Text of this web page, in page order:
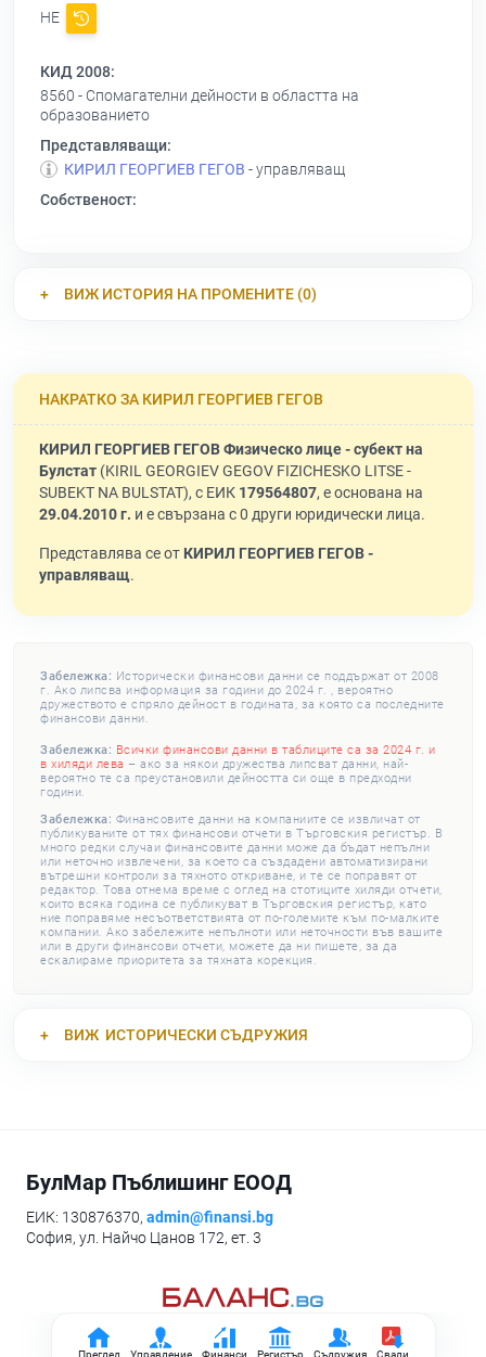
Преглед Управление Финанси Регистър Съдружия Свали
НЕ
КИД 2008:
8560 - Спомагателни дейности в областта на
образованието
Представляващи:
КИРИЛ ГЕОРГИЕВ ГЕГОВ - управляващ
Собственост:
ВИЖ ИСТОРИЯ НА ПРОМЕНИТЕ (0)
НАКРАТКО ЗА КИРИЛ ГЕОРГИЕВ ГЕГОВ
КИРИЛ ГЕОРГИЕВ ГЕГОВ Физическо лице - субект на
Булстат (KIRIL GEORGIEV GEGOV FIZICHESKO LITSE -
SUBEKT NA BULSTAT), с ЕИК 179564807, е основана на
29.04.2010 г. и е свързана с 0 други юридически лица.
Представлява се от КИРИЛ ГЕОРГИЕВ ГЕГОВ -
управляващ.
Забележка: Исторически финансови данни се поддържат от 2008
г. Ако липсва информация за години до 2024 г. , вероятно
дружеството е спряло дейност в годината, за която са последните
финансови данни.
Забележка: Всички финансови данни в таблиците са за 2024 г. и
в хиляди лева – ако за някои дружества липсват данни, най-
вероятно те са преустановили дейността си още в предходни
години.
Забележка: Финансовите данни на компаниите се извличат от
публикуваните от тях финансови отчети в Търговския регистър. В
много редки случаи финансовите данни може да бъдат непълни
или неточно извлечени, за което са създадени автоматизирани
вътрешни контроли за тяхното откриване, и те се поправят от
редактор. Това отнема време с оглед на стотиците хиляди отчети,
които всяка година се публикуват в Търговския регистър, като
ние поправяме несъответствията от по-големите към по-малките
компании. Ако забележите непълноти или неточности във вашите
или в други финансови отчети, можете да ни пишете, за да
ескалираме приоритета за тяхната корекция.
ВИЖ ИСТОРИЧЕСКИ СЪДРУЖИЯ
БулМар Пъблишинг ЕООД
ЕИК: 130876370, admin@finansi.bg
София, ул. Найчо Цанов 172, ет. 3